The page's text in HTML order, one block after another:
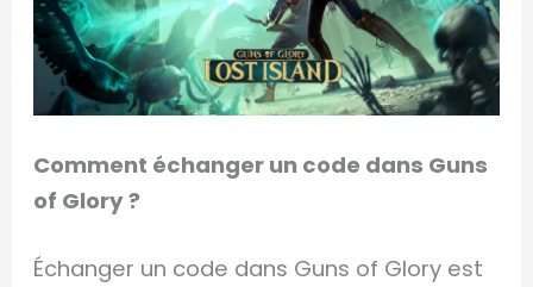
Comment échanger un code dans Guns
of Glory ?
Échanger un code dans Guns of Glory est